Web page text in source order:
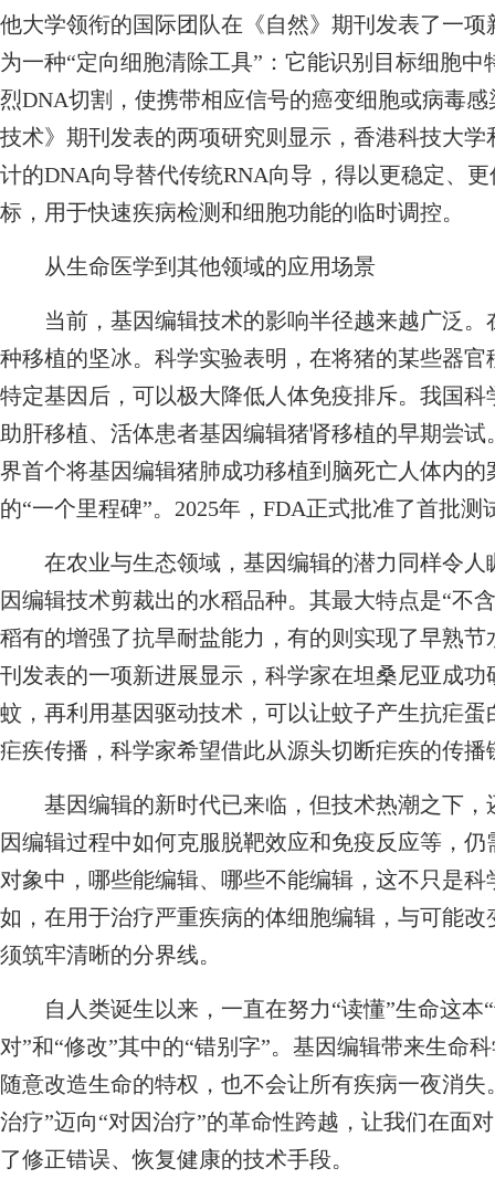
他大学领衔的国际团队在《自然》期刊发表了一项
为一种“定向细胞清除工具”：它能识别目标细胞
烈DNA切割，使携带相应信号的癌变细胞或病毒
技术》期刊发表的两项研究则显示，香港科技大
计的DNA向导替代传统RNA向导，得以更稳定、
标，用于快速疾病检测和细胞功能的临时调控。
从生命医学到其他领域的应用场景
当前，基因编辑技术的影响半径越来越广泛。
种移植的坚冰。科学实验表明，在将猪的某些器
特定基因后，可以极大降低人体免疫排斥。我国
助肝移植、活体患者基因编辑猪肾移植的早期尝
界首个将基因编辑猪肺成功移植到脑死亡人体内
的“一个里程碑”。2025年，FDA正式批准了首批
在农业与生态领域，基因编辑的潜力同样令人
因编辑技术剪裁出的水稻品种。其最大特点是“不
稻有的增强了抗旱耐盐能力，有的则实现了早熟
刊发表的一项新进展显示，科学家在坦桑尼亚成
蚊，再利用基因驱动技术，可以让蚊子产生抗疟
疟疾传播，科学家希望借此从源头切断疟疾的传播
基因编辑的新时代已来临，但技术热潮之下，
因编辑过程中如何克服脱靶效应和免疫反应等，
对象中，哪些能编辑、哪些不能编辑，这不只是
如，在用于治疗严重疾病的体细胞编辑，与可能
须筑牢清晰的分界线。
自人类诞生以来，一直在努力“读懂”生命这本“
对”和“修改”其中的“错别字”。基因编辑带来生命
随意改造生命的特权，也不会让所有疾病一夜消
治疗”迈向“对因治疗”的革命性跨越，让我们在面
了修正错误、恢复健康的技术手段。